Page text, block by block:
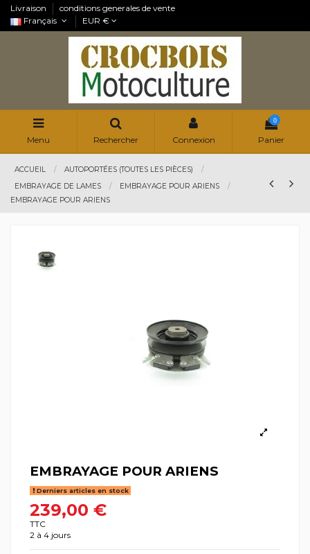
Livraison
conditions generales de vente
Français
EUR €
Menu Rechercher Connexion
0
Panier
ACCUEIL
AUTOPORTÉES (TOUTES LES PIÈCES)
EMBRAYAGE DE LAMES
EMBRAYAGE POUR ARIENS
EMBRAYAGE POUR ARIENS
EMBRAYAGE POUR ARIENS
Derniers articles en stock
239,00 €
TTC
2 à 4 jours